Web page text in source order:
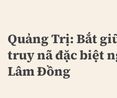
Quảng Trị: Bắt
truy nã đặc biệt
Lâm Đồng